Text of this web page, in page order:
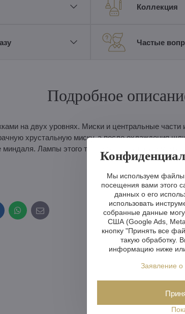
Коллекция
Частые
Подробное
на двух уровнях. Миски и центральные части
хрустальную миску, а после охлаждения
Лампы этого типа доступны в синем,
WhatsApp
E-
mail
Мы используем файлы
посещения вами этого
данных о его
использовать
собранные данные
США (Google Ads,
кнопку "Принять все
такую обработку.
информацию ниже или
Заявление о